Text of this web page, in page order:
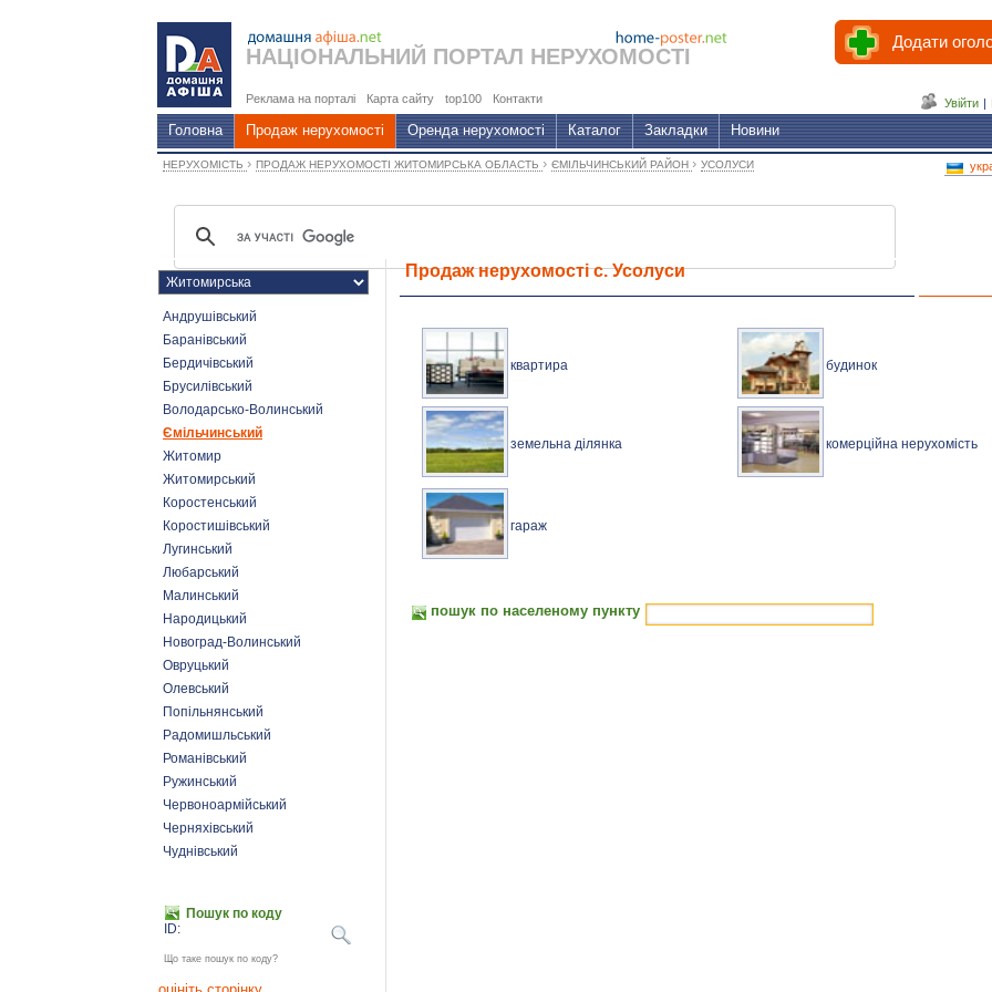
НАЦІОНАЛЬНИЙ ПОРТАЛ НЕРУХОМОСТІ
Додати
Реклама на порталі Карта сайту top100 Контакти Увійти |
Головна Продаж нерухомості Оренда нерухомості Каталог Закладки Новини
НЕРУХОМІСТЬ › ПРОДАЖ НЕРУХОМОСТІ ЖИТОМИРСЬКА ОБЛАСТЬ › ЄМІЛЬЧИНСЬКИЙ РАЙОН › УСОЛУСИ
Андрушівський
Баранівський
Бердичівський
Брусилівський
Володарсько-Волинський
Ємільчинський
Житомир
Житомирський
Коростенський
Коростишівський
Лугинський
Любарський
Малинський
Народицький
Новоград-Волинський
Овруцький
Олевський
Попільнянський
Радомишльський
Романівський
Ружинський
Червоноармійський
Черняхівський
Чуднівський
Пошук по коду
ID:
Що таке пошук по коду?
Продаж нерухомості с. Усолуси
квартира будинок
земельна ділянка комерційна нерухомість
гараж
пошук по населеному пункту